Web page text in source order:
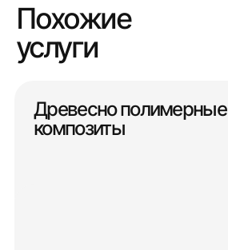
Похожие
услуги
Древесно полимерные
композиты